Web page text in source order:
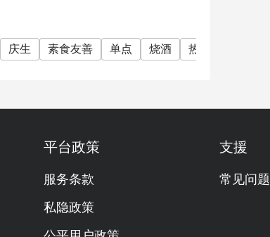
庆生 素食友善 单点 烧酒 热闹
平台政策
服务条款
私隐政策
支援
常见问题